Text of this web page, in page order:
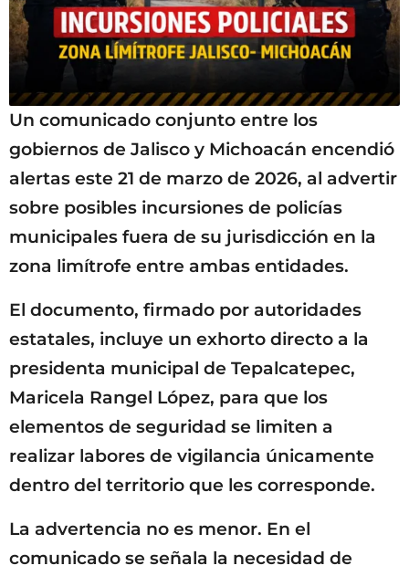
Un comunicado conjunto entre los
gobiernos de Jalisco y Michoacán encendió
alertas este 21 de marzo de 2026, al advertir
sobre posibles incursiones de policías
municipales fuera de su jurisdicción en la
zona limítrofe entre ambas entidades.
El documento, firmado por autoridades
estatales, incluye un exhorto directo a la
presidenta municipal de Tepalcatepec,
Maricela Rangel López, para que los
elementos de seguridad se limiten a
realizar labores de vigilancia únicamente
dentro del territorio que les corresponde.
La advertencia no es menor. En el
comunicado se señala la necesidad de